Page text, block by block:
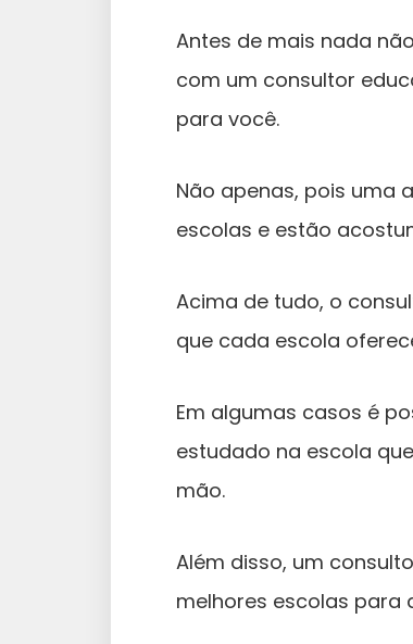
Antes de mais nada
com um consultor
para você.
Não apenas, pois uma
escolas e estão
Acima de tudo, o
que cada escola
Em algumas casos é
estudado na escola
mão.
Além disso, um
melhores escolas para